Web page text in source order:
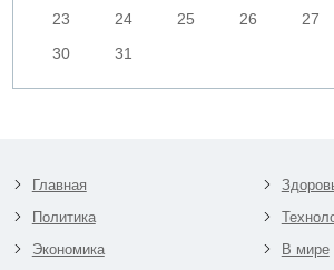
23
24 25 26 27
30
31
Главная
Политика
Экономика
В мире